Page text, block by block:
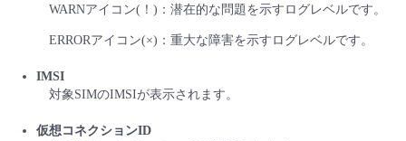
WARNアイコン(！)：潜在的な問題を示すログレベルです。
ERRORアイコン(×)：重大な障害を示すログレベルです。
IMSI
対象SIMのIMSIが表示されます。
仮想コネクションID